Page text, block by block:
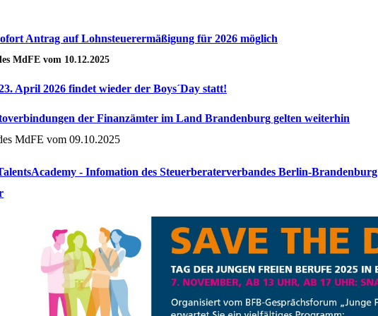
Antrag auf Lohnsteuerermäßigung für 2026 möglich
MdFE vom 10.12.2025
April 2026 findet wieder der Boys´Day statt!
der Finanzämter im Land Brandenburg gelten weiterhin
MdFE vom 09.10.2025
- Infomation des Steuerberaterverbandes Berlin-Brandenburg